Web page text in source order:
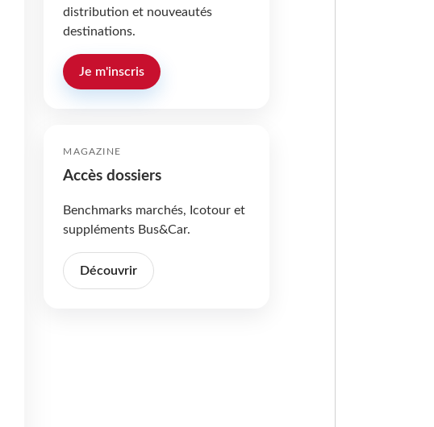
distribution et nouveautés
destinations.
Je m'inscris
MAGAZINE
Accès dossiers
Benchmarks marchés, Icotour et
suppléments Bus&Car.
Découvrir